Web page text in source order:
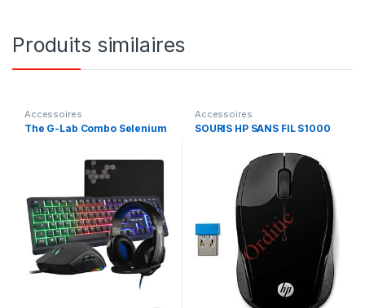
Produits similaires
Accessoires
The G-Lab Combo Selenium
Accessoires
SOURIS HP SANS FIL S1000